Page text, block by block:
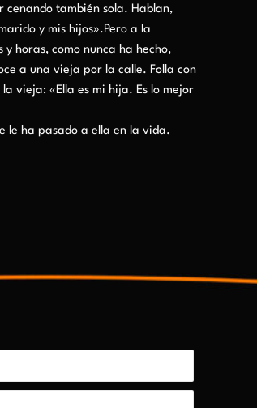
cenando también sola. Hablan,
y mis hijos».Pero a la
horas, como nunca ha hecho,
a una vieja por la calle. Folla con
vieja: «Ella es mi hija. Es lo mejor
le ha pasado a ella en la vida.